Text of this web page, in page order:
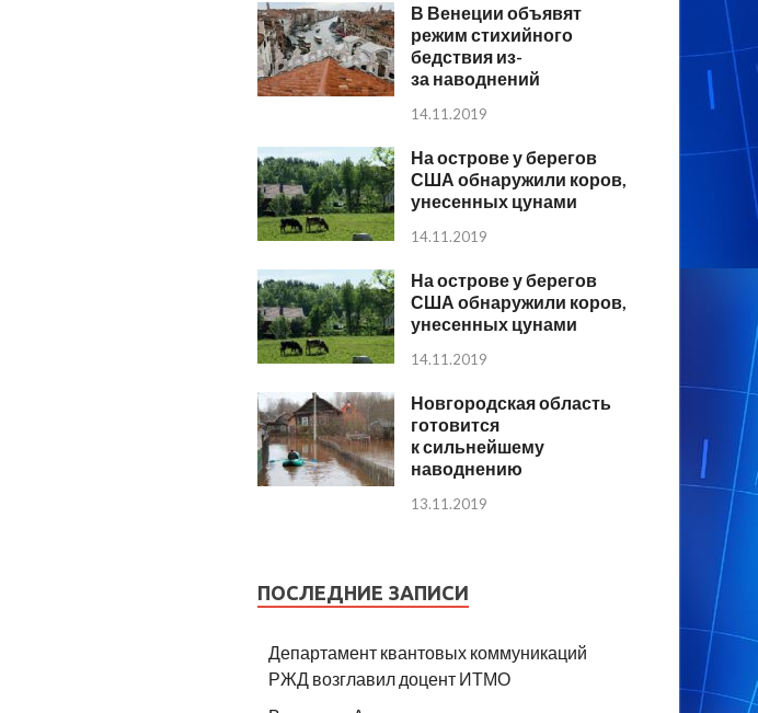
В Венеции объявят
режим стихийного
бедствия из-
за наводнений
14.11.2019
На острове у берегов
США обнаружили коров,
унесенных цунами
14.11.2019
На острове у берегов
США обнаружили коров,
унесенных цунами
14.11.2019
Новгородская область
готовится
к сильнейшему
наводнению
13.11.2019
ПОСЛЕДНИЕ ЗАПИСИ
Департамент квантовых коммуникаций
РЖД возглавил доцент ИТМО